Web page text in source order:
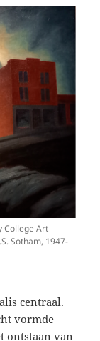
College Art
Sotham, 1947-
centraal.
vormde
ontstaan van